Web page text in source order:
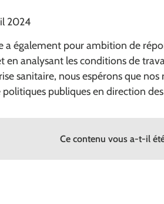
2024
a également pour ambition de
en analysant les conditions de
sanitaire, nous espérons que
politiques publiques en direction
Ce contenu vous a-t-il